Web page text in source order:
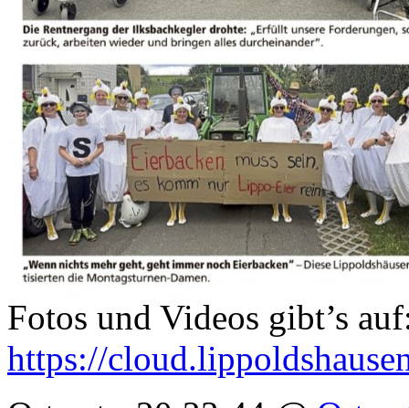
Fotos und Videos gibt’s
https://